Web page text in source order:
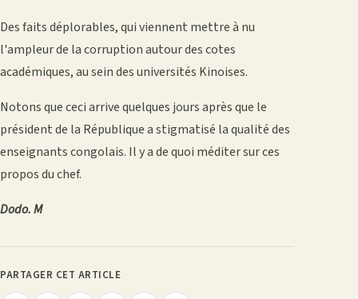
Des faits déplorables, qui viennent mettre à nu
l'ampleur de la corruption autour des cotes
académiques, au sein des universités Kinoises.
Notons que ceci arrive quelques jours après que le
président de la République a stigmatisé la qualité des
enseignants congolais. Il y a de quoi méditer sur ces
propos du chef.
Dodo. M
PARTAGER CET ARTICLE